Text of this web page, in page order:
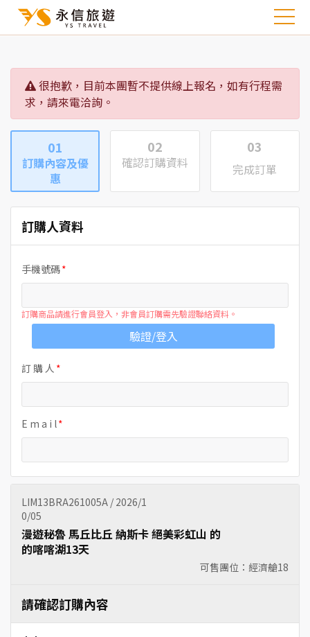
很抱歉，目前本團暫不提供線上報名，如有行程需
求，請來電洽詢。
01
訂購內容及優
惠
02
確認訂購資料
03
完成訂單
訂購人資料
手機號碼
訂購商品請進行會員登入，非會員訂購需先驗證聯絡資料。
驗證/登入
訂 購 人
E m a i l
LIM13BRA261005A / 2026/1
0/05
可售團位：經濟艙18
漫遊秘魯 馬丘比丘 納斯卡 絕美彩虹山 的
的喀喀湖13天
請確認訂購內容